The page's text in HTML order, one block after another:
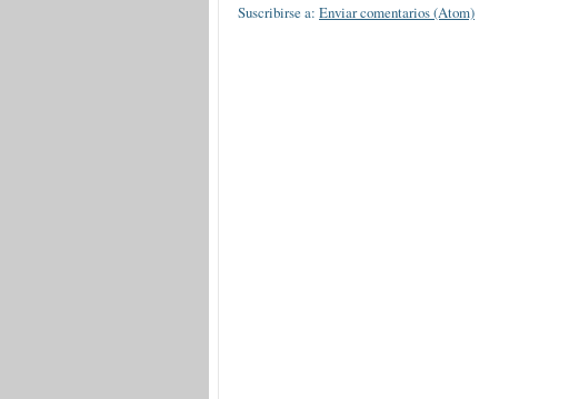
Suscribirse a: Enviar comentarios (Atom)